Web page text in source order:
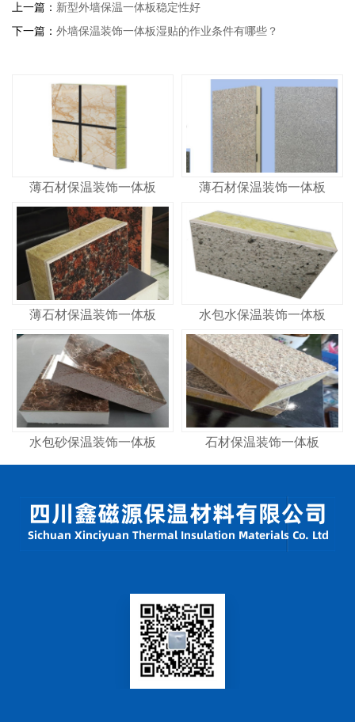
上一篇： 新型外墙保温一体板稳定性好
下一篇： 外墙保温装饰一体板湿贴的作业条件有哪些？
薄石材保温装饰一体板 薄石材保温装饰一体板
薄石材保温装饰一体板 水包水保温装饰一体板
水包砂保温装饰一体板 石材保温装饰一体板